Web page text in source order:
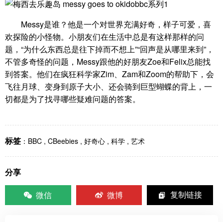
Messy是谁？他是一个对世界充满好奇，样子可爱，喜
欢探险的小怪物。小朋友们在生活中总是有这样那样的问
题，“为什么东西总是往下掉而不想上”“回声是从哪里来到”，
不管多奇怪的问题，Messy跟他的好朋友Zoe和Felix总能找
到答案。他们在疯狂科学家Zim、Zam和Zoom的帮助下，会
飞往月球、变身到原子大小、还会骑到巨型蝴蝶的背上，一
切都是为了找寻哪些疑难问题的答案。
标签 ： BBC , CBeebies , 好奇心 , 科学 , 艺术
分享
微信
微博 复制链接